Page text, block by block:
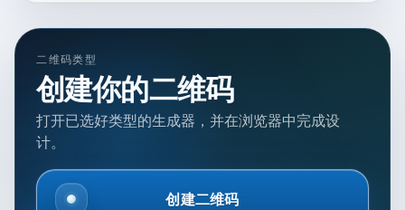
二维码类型
创建你的二维码
打开已选好类型的生成器，并在浏览器中完成设
计。
创建二维码